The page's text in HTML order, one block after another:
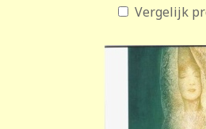
Vergelijk